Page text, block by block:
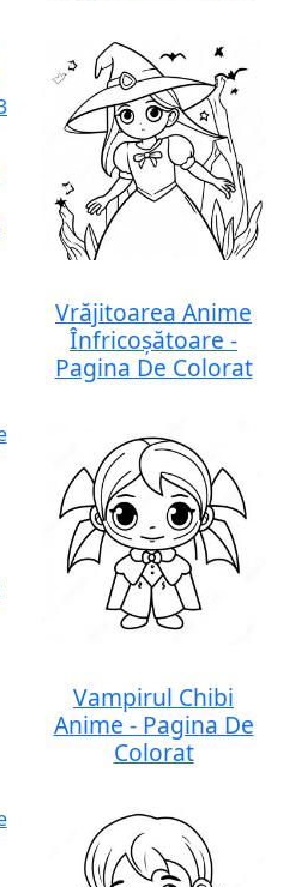
Vrăjitoarea Anime
Înfricoșătoare -
Pagina De Colorat
Vampirul Chibi
Anime - Pagina De
Colorat